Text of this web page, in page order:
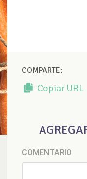
COMPARTE:
Copiar URL
COMENTARIO